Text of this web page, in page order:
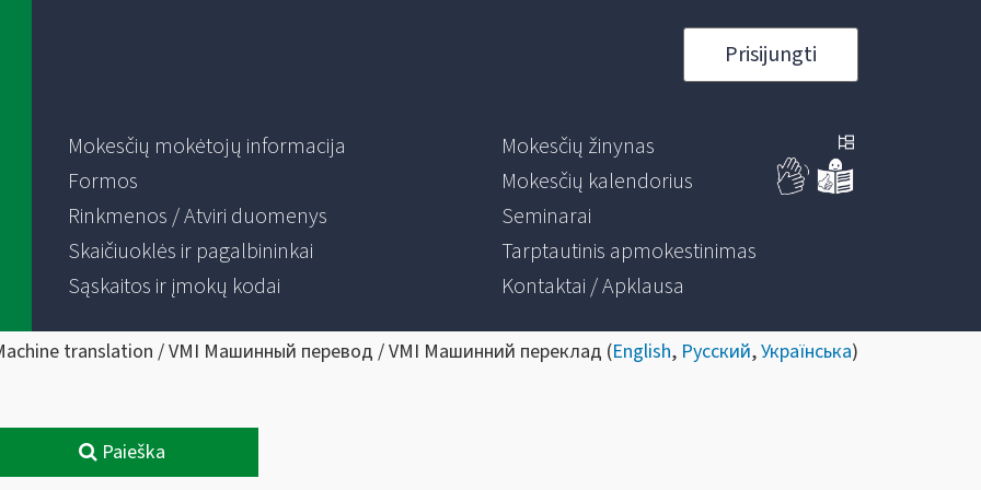
Prisijungti
Mokesčių mokėtojų informacija
Formos
Rinkmenos / Atviri duomenys
Skaičiuoklės ir pagalbininkai
Sąskaitos ir įmokų kodai
Mokesčių žinynas
Mokesčių kalendorius
Seminarai
Tarptautinis apmokestinimas
Kontaktai / Apklausa
translation / VMI Машинный перевод / VMI Машинний переклад (English, Русский,Українська)
Paieška